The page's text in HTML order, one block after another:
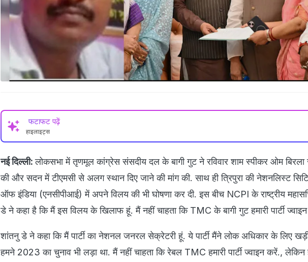
फटाफट पढ़ें
हाइलाइट्स
नई दिल्ली: लोकसभा में तृणमूल कांग्रेस संसदीय दल के बागी गुट ने रविवार शाम स्पीकर ओम बिरला
की और सदन में टीएमसी से अलग स्थान दिए जाने की मांग की. साथ ही त्रिपुरा की नेशनलिस्ट
ऑफ इंडिया (एनसीपीआई) में अपने विलय की भी घोषणा कर दी. इस बीच NCPI के राष्ट्रीय
डे ने कहा है कि मैं इस विलय के खिलाफ हूं. मैं नहीं चाहता कि TMC के बागी गुट हमारी पार्टी
शांतनु डे ने कहा कि मैं पार्टी का नेशनल जनरल सेक्रेटरी हूं. ये पार्टी मैंने लोक अधिकार के लिए
हमने 2023 का चुनाव भी लड़ा था. मैं नहीं चाहता कि रेबल TMC हमारी पार्टी ज्वाइन करें., लेकिन